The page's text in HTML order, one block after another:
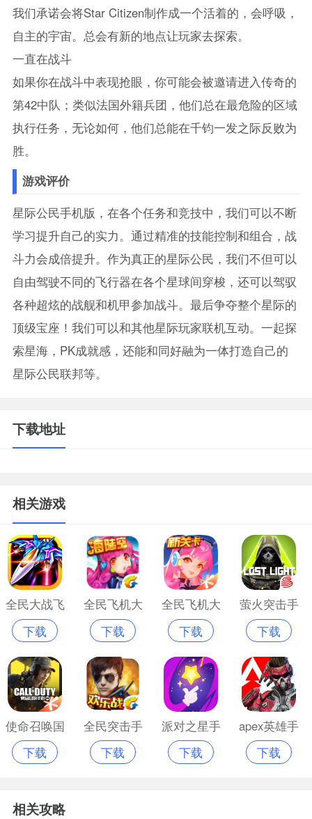
我们承诺会将Star Citizen制作成一个活着的，会呼吸，
自主的宇宙。总会有新的地点让玩家去探索。
一直在战斗
如果你在战斗中表现抢眼，你可能会被邀请进入传奇的
第42中队；类似法国外籍兵团，他们总在最危险的区域
执行任务，无论如何，他们总能在千钧一发之际反败为
胜。
游戏评价
星际公民手机版，在各个任务和竞技中，我们可以不断
学习提升自己的实力。通过精准的技能控制和组合，战
斗力会成倍提升。作为真正的星际公民，我们不但可以
自由驾驶不同的飞行器在各个星球间穿梭，还可以驾驭
各种超炫的战舰和机甲参加战斗。最后争夺整个星际的
顶级宝座！我们可以和其他星际玩家联机互动。一起探
索星海，PK成就感，还能和同好融为一体打造自己的
星际公民联邦等。
下载地址
相关游戏
全民大战飞
机最新版
下载
全民飞机大
战安卓版
下载
全民飞机大
战安卓最新
版本
下载
萤火突击手
游国际服正
版
下载
使命召唤国
际版手游
下载
全民突击手
游
下载
派对之星手
游新版
下载
apex英雄手
游国际服
下载
相关攻略